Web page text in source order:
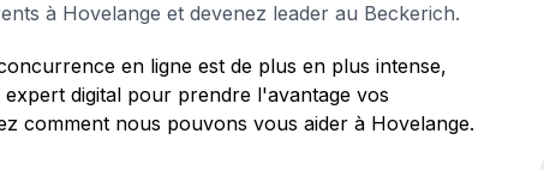
à Hovelange et devenez leader au Beckerich.
en ligne est de plus en plus intense,
digital pour prendre l'avantage vos
comment nous pouvons vous aider à Hovelange.